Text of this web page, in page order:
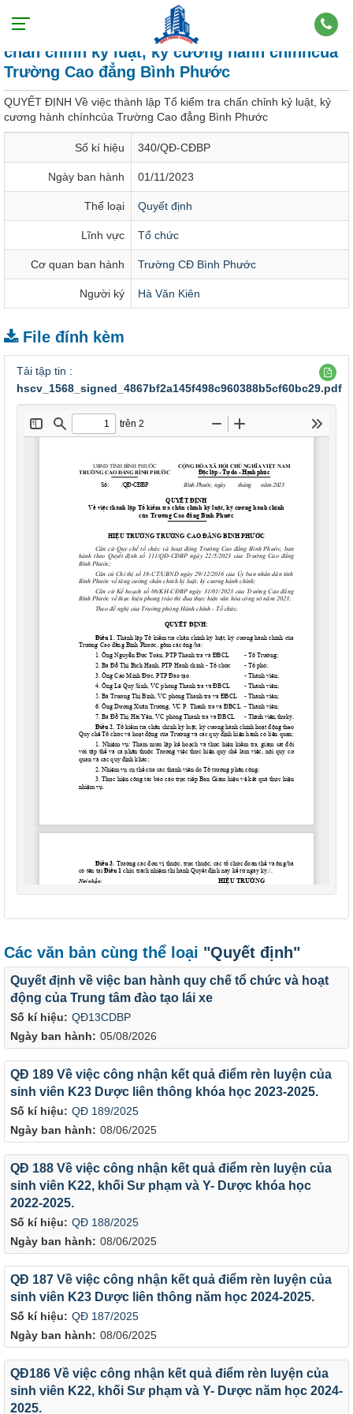
QUYẾT ĐỊNH Về việc thành lập Tổ kiểm tra
chấn chỉnh kỷ luật, kỷ cương hành chínhcủa
Trường Cao đẳng Bình Phước
QUYẾT ĐỊNH Về việc thành lập Tổ kiểm tra chấn chỉnh kỷ luật, kỷ
cương hành chínhcủa Trường Cao đẳng Bình Phước
Số kí hiệu 340/QĐ-CĐBP
Ngày ban hành 01/11/2023
Thể loại Quyết định
Lĩnh vực Tổ chức
Cơ quan ban hành Trường CĐ Bình Phước
Người ký Hà Văn Kiên
File đính kèm
Tải tập tin :
hscv_1568_signed_4867bf2a145f498c960388b5cf60bc29.pdf
Các văn bản cùng thể loại "Quyết định"
Số kí hiệu: QĐ13CDBP
Ngày ban hành: 05/08/2026
Quyết định về việc ban hành quy chế tổ chức và hoạt
động của Trung tâm đào tạo lái xe
Số kí hiệu: QĐ 189/2025
Ngày ban hành: 08/06/2025
QĐ 189 Về việc công nhận kết quả điểm rèn luyện của
sinh viên K23 Dược liên thông khóa học 2023-2025.
Số kí hiệu: QĐ 188/2025
Ngày ban hành: 08/06/2025
QĐ 188 Về việc công nhận kết quả điểm rèn luyện của
sinh viên K22, khối Sư phạm và Y- Dược khóa học
2022-2025.
Số kí hiệu: QĐ 187/2025
Ngày ban hành: 08/06/2025
QĐ 187 Về việc công nhận kết quả điểm rèn luyện của
sinh viên K23 Dược liên thông năm học 2024-2025.
QĐ186 Về việc công nhận kết quả điểm rèn luyện của
sinh viên K22, khối Sư phạm và Y- Dược năm học 2024-
2025.